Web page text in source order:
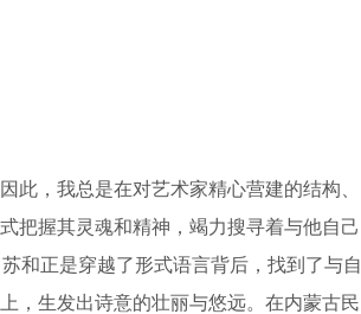
，我总是在对艺术家精心营建的结构、
把握其灵魂和精神，竭力搜寻着与他自己
和正是穿越了形式语言背后，找到了与自
，生发出诗意的壮丽与悠远。在内蒙古民